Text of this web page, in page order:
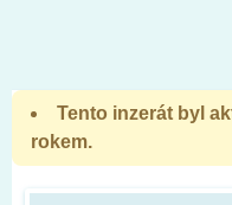
Tento inzerát byl
rokem.